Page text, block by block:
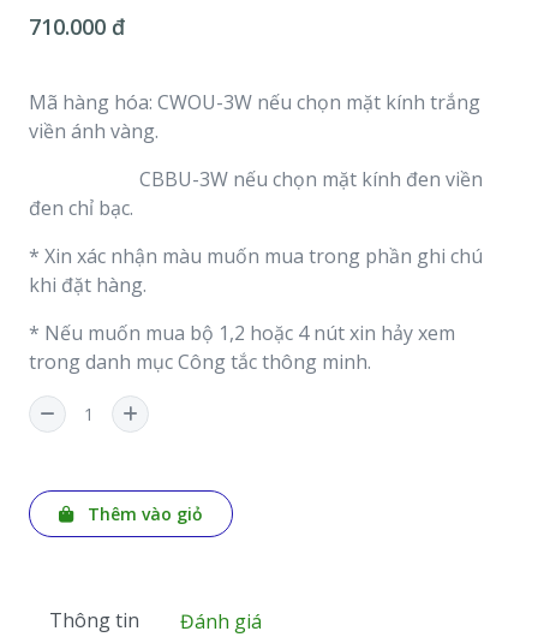
710.000 đ
Mã hàng hóa: CWOU-3W nếu chọn mặt kính trắng
viền ánh vàng.
CBBU-3W nếu chọn mặt kính đen viền
đen chỉ bạc.
* Xin xác nhận màu muốn mua trong phần ghi chú
khi đặt hàng.
* Nếu muốn mua bộ 1,2 hoặc 4 nút xin hảy xem
trong danh mục Công tắc thông minh.
Thêm vào giỏ
Thông tin Đánh giá